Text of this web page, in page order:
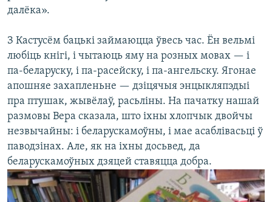
далёка».
З Кастусём бацькі займаюцца ўвесь час. Ён вельмі
любіць кнігі, і чытаюць яму на розных мовах — і
па-беларуску, і па-расейску, і па-ангельску. Ягонае
апошняе захапленьне — дзіцячыя энцыкляпэдыі
пра птушак, жывёлаў, расьліны. На пачатку нашай
размовы Вера сказала, што іхны хлопчык двойчы
незвычайны: і беларускамоўны, і мае асаблівасьці ў
паводзінах. Але, як на іхны досьвед, да
беларускамоўных дзяцей ставяцца добра.